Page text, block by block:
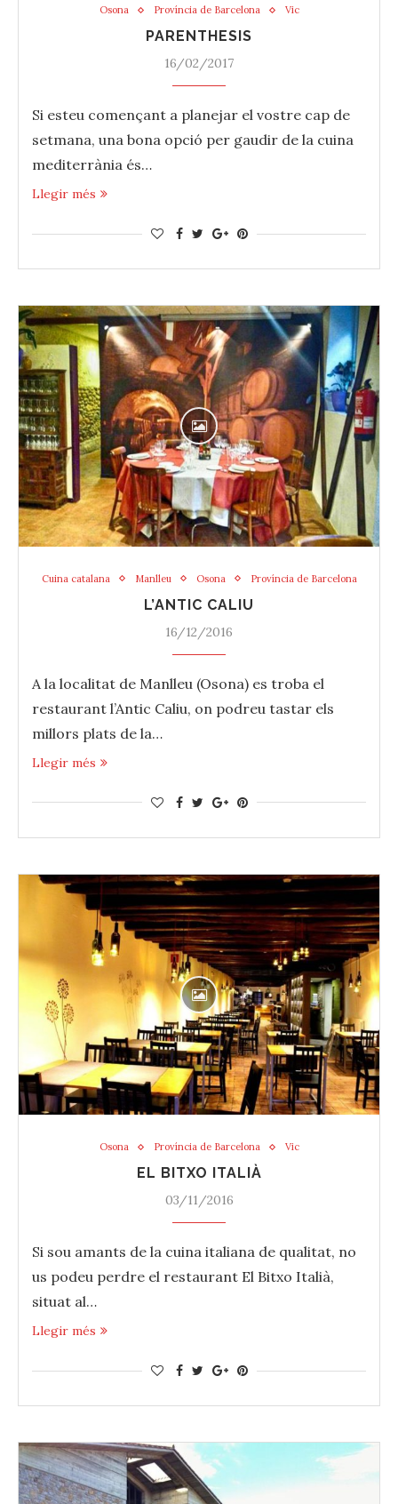
Osona Província de Barcelona Vic
PARENTHESIS
16/02/2017
Si esteu començant a planejar el vostre cap de
setmana, una bona opció per gaudir de la cuina
mediterrània és…
Llegir més
Cuina catalana Manlleu Osona Província de Barcelona
L’ANTIC CALIU
16/12/2016
A la localitat de Manlleu (Osona) es troba el
restaurant l’Antic Caliu, on podreu tastar els
millors plats de la…
Llegir més
Osona Província de Barcelona Vic
EL BITXO ITALIÀ
03/11/2016
Si sou amants de la cuina italiana de qualitat, no
us podeu perdre el restaurant El Bitxo Italià,
situat al…
Llegir més